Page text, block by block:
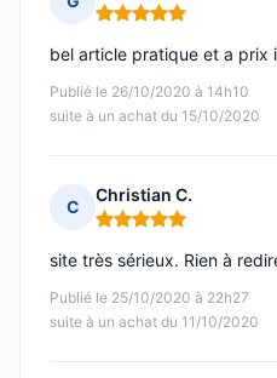
Note : 5 sur 5
Publié le 26/10/2020 à 14h10
suite à un achat du 15/10/2020
bel article pratique et a prix
C
Christian C.
Note : 5 sur 5
Publié le 25/10/2020 à 22h27
suite à un achat du 11/10/2020
site très sérieux. Rien à